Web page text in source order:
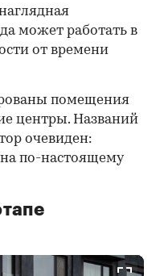
может работать в
от времени
помещения
центры. Названий
очевиден:
по-настоящему